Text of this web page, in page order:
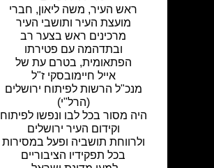
ראש העיר, משה ליאון, חברי
מועצת העיר ותושבי העיר
מרכינים ראש בצער רב
ובתדהמה עם פטירתו
הפתאומית, בטרם עת של
אייל חיימובסקי ז"ל
מנכ"ל הרשות לפיתוח ירושלים
(הרל"י)
היה מסור בכל לבו ונפשו לפיתוח
וקידום העיר ירושלים
ולרווחת תושביה ופעל במסירות
בכל תפקידיו הציבוריים